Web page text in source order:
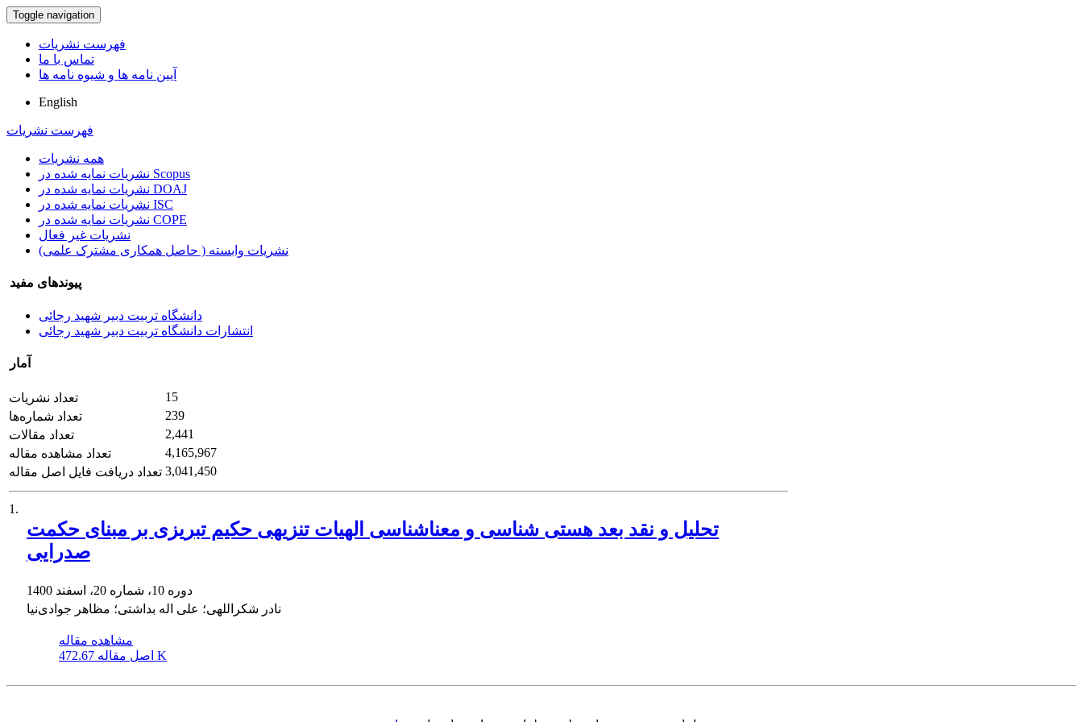
Toggle navigation
فهرست نشریات
تماس با ما
آیین نامه ها و شیوه نامه ها
English
فهرست نشریات
همه نشریات
نشریات نمایه شده در Scopus
نشریات نمایه شده در DOAJ
نشریات نمایه شده در ISC
نشریات نمایه شده در COPE
نشریات غیر فعال
نشریات وابسته ( حاصل همکاری مشترک علمی)
پیوندهای مفید
دانشگاه تربیت دبیر شهید رجائی
انتشارات دانشگاه تربیت دبیر شهید رجائی
آمار
تعداد نشریات
15
تعداد شماره‌ها
239
تعداد مقالات
2,441
تعداد مشاهده مقاله
4,165,967
تعداد دریافت فایل اصل مقاله 3,041,450
1.
تحلیل و نقد بعد هستی شناسی و معناشناسی الهیات تنزیهی حکیم تبریزی بر مبنای حکمت
صدرایی
دوره 10، شماره 20، اسفند 1400
نادر شکراللهی؛ علی اله بداشتی؛ مظاهر جوادی‌نیا
مشاهده مقاله
اصل مقاله 472.67 K